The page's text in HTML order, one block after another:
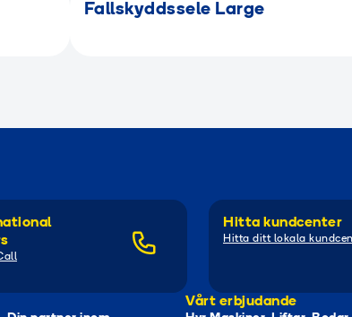
Fallskyddssele Large
Hitta kundcenter
Hitta ditt lokala
Vårt erbjudande